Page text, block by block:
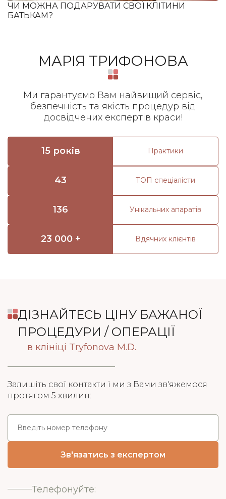
ЧИ МОЖНА ПОДАРУВАТИ СВОЇ КЛІТИНИ
БАТЬКАМ?
МАРІЯ ТРИФОНОВА
Ми гарантуємо Вам найвищий сервіс,
безпечність та якість процедур від
досвідчених експертів краси!
15 років Практики
43 ТОП спеціалісти
136 Унікальних апаратів
23 000 + Вдячних клієнтів
ДІЗНАЙТЕСЬ ЦІНУ БАЖАНОЇ
ПРОЦЕДУРИ / ОПЕРАЦІЇ
в клініці Tryfonova M.D.
Залишіть свої контакти і ми з Вами зв'яжемося
протягом 5 хвилин:
Телефонуйте: